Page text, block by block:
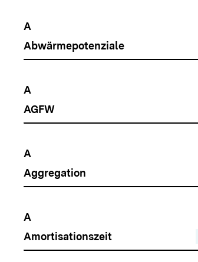
A
Abwärmepotenziale
A
AGFW
A
Aggregation
A
Amortisationszeit